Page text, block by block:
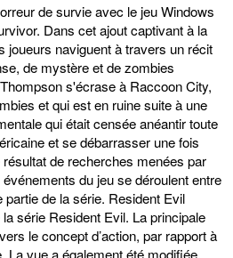
de survie avec le jeu Windows
Dans cet ajout captivant à la
joueurs naviguent à travers un récit
de mystère et de zombies
s'écrase à Raccoon City,
et qui est en ruine suite à une
qui était censée anéantir toute
et se débarrasser une fois
de recherches menées par
du jeu se déroulent entre
de la série. Resident Evil
série Resident Evil. La principale
le concept d’action, par rapport à
La vue a également été modifiée,